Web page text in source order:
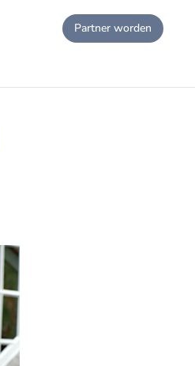
Partner worden